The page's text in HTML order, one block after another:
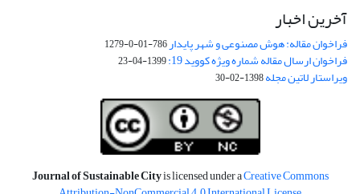
آخرین اخبار
فراخوان مقاله: هوش مصنوعی و شهر پایدار786-01-0-1279
فراخوان ارسال مقاله شماره ویژه کووید 19: 1399-04-23
ویراستار لاتین مجله1398-02-30
Journal of Sustainable Cityis licensed under aCreative Commons